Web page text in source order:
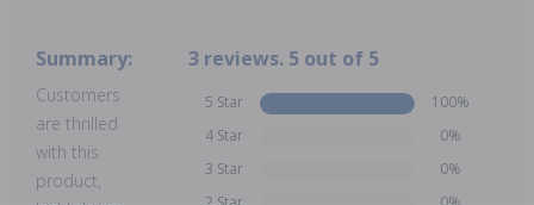
Summary:
Customers
are thrilled
with this
product,
3 reviews. 5 out of 5
5 Star
100%
4 Star
0%
3 Star
0%